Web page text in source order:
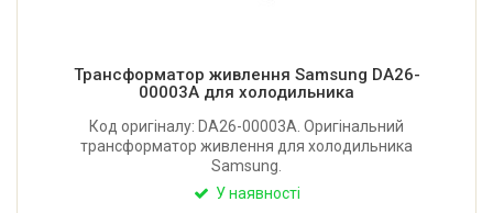
Трансформатор живлення Samsung DA26-
00003A для холодильника
Код оригіналу: DA26-00003A. Оригінальний
трансформатор живлення для холодильника
Samsung.
У наявності